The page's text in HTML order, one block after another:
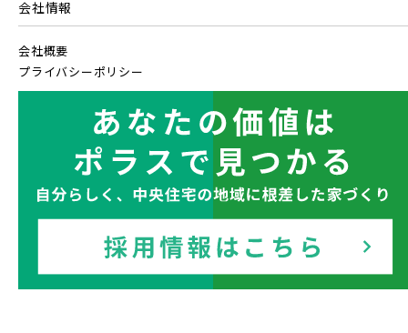
会社情報
会社概要
プライバシーポリシー